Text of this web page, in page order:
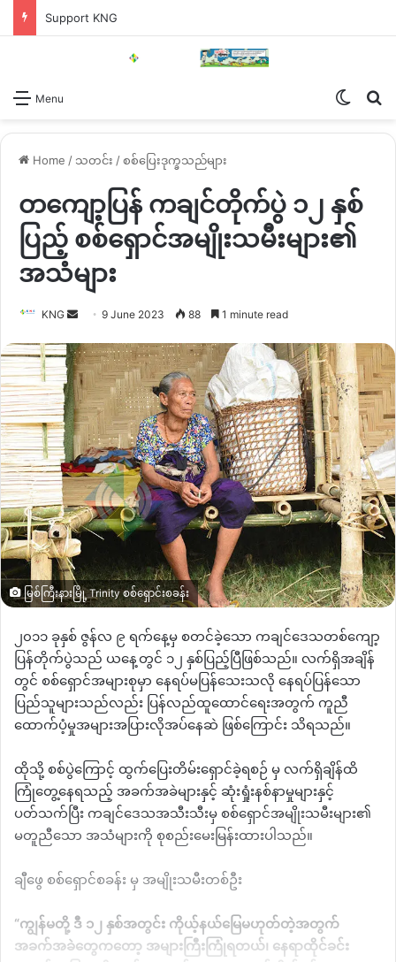
Support KNG
Menu
Home / သတင်း /စစ်ပြေးဒုက္ခသည်များ
တကျော့ပြန် ကချင်တိုက်ပွဲ ၁၂ နှစ်
ပြည့် စစ်ရှောင်အမျိုးသမီးများ၏
အသံများ
KNG
Send
email
9 June 2023 88 1 minute read
မြစ်ကြီးနားမြို့ Trinity စစ်ရှောင်းစခန်း
၂၀၁၁ ခုနှစ် ဇွန်လ ၉ ရက်နေ့မှ စတင်ခဲ့သော ကချင်ဒေသတစ်ကျော့
ပြန်တိုက်ပွဲသည် ယနေ့တွင် ၁၂ နှစ်ပြည့်ပြီဖြစ်သည်။ လက်ရှိအချိန်
တွင် စစ်ရှောင်အများစုမှာ နေရပ်မပြန်သေးသလို နေရပ်ပြန်သော
ပြည်သူများသည်လည်း ပြန်လည်ထူထောင်ရေးအတွက် ကူညီ
ထောက်ပံ့မှုအများအပြားလိုအပ်နေဆဲ ဖြစ်ကြောင်း သိရသည်။
ထိုသို့ စစ်ပွဲကြောင့် ထွက်ပြေးတိမ်းရှောင်ခဲ့ရစဉ် မှ လက်ရှိချိန်ထိ
ကြုံတွေ့နေရသည့် အခက်အခဲများနှင့် ဆုံးရှုံးနစ်နာမှုများနှင့်
ပတ်သက်ပြီး ကချင်ဒေသအသီးသီးမှ စစ်ရှောင်အမျိုးသမီးများ၏
မတူညီသော အသံများကို စုစည်းမေးမြန်းထားပါသည်။
ချီဖွေ စစ်ရှောင်စခန်း မှ အမျိုးသမီးတစ်ဦး
“ကျွန်မတို့ ဒီ ၁၂ နှစ်အတွင်း ကိုယ့်နယ်မြေမဟုတ်တဲ့အတွက်
အခက်အခဲတွေကတော့ အများကြီးကြုံရတယ်၊ နေရာထိုင်ခင်း